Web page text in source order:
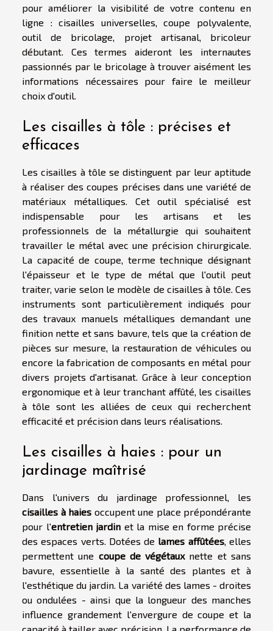
pour améliorer la visibilité de votre contenu en
ligne : cisailles universelles, coupe polyvalente,
outil de bricolage, projet artisanal, bricoleur
débutant. Ces termes aideront les internautes
passionnés par le bricolage à trouver aisément les
informations nécessaires pour faire le meilleur
choix d'outil.
Les cisailles à tôle : précises et
efficaces
Les cisailles à tôle se distinguent par leur aptitude
à réaliser des coupes précises dans une variété de
matériaux métalliques. Cet outil spécialisé est
indispensable pour les artisans et les
professionnels de la métallurgie qui souhaitent
travailler le métal avec une précision chirurgicale.
La capacité de coupe, terme technique désignant
l'épaisseur et le type de métal que l'outil peut
traiter, varie selon le modèle de cisailles à tôle. Ces
instruments sont particulièrement indiqués pour
des travaux manuels métalliques demandant une
finition nette et sans bavure, tels que la création de
pièces sur mesure, la restauration de véhicules ou
encore la fabrication de composants en métal pour
divers projets d'artisanat. Grâce à leur conception
ergonomique et à leur tranchant affûté, les cisailles
à tôle sont les alliées de ceux qui recherchent
efficacité et précision dans leurs réalisations.
Les cisailles à haies : pour un
jardinage maîtrisé
Dans l'univers du jardinage professionnel, les
cisailles à haies occupent une place prépondérante
pour l'entretien jardin et la mise en forme précise
des espaces verts. Dotées de lames affûtées, elles
permettent une coupe de végétauxnette et sans
bavure, essentielle à la santé des plantes et à
l'esthétique du jardin. La variété des lames - droites
ou ondulées - ainsi que la longueur des manches
influence grandement l'envergure de coupe et la